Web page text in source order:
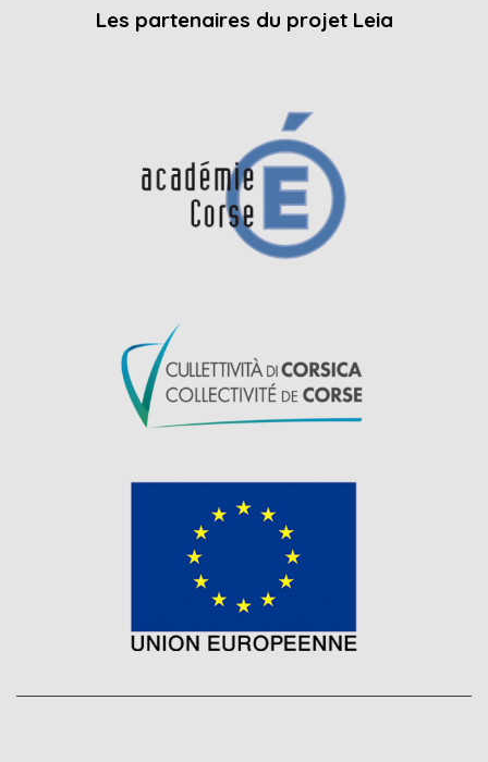
Les partenaires du projet Leia